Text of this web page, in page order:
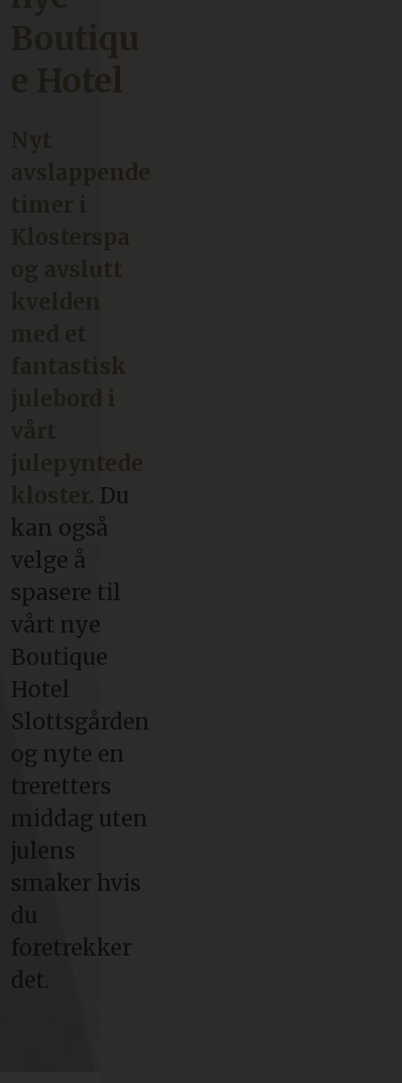
Boutiqu
e Hotel
avslappende
Klosterspa
og avslutt
kvelden
med et
fantastisk
julebord i
vårt
julepyntede
kloster. Du
kan også
velge å
spasere til
vårt nye
Boutique
Hotel
Slottsgården
og nyte en
treretters
middag uten
julens
smaker hvis
du
foretrekker
det.